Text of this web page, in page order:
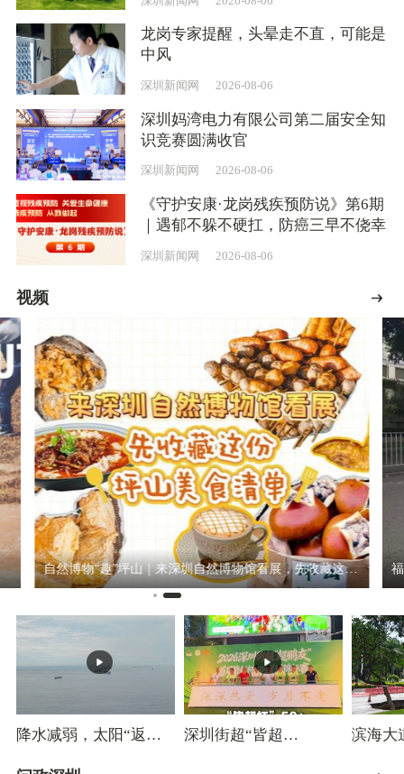
龙岗专家提醒，头晕走不直，可能是
中风
深圳新闻网 2026-08-06
深圳妈湾电力有限公司第二届安全知
识竞赛圆满收官
深圳新闻网 2026-08-06
《守护安康·龙岗残疾预防说》第6期
｜遇郁不躲不硬扛，防癌三早不侥幸
深圳新闻网 2026-08-06
视频
自然博物“趣”坪山｜来深圳自然博物馆看展，先收藏这份坪山美食清单 福田第一线｜市民反映梅华路冒雨施工存隐患，相关部门加急整改修复，预计8月5日完工
降水减弱，太阳“返
深圳街超“皆超
滨海大